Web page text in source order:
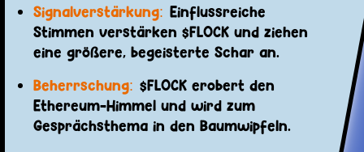
Signalverstärkung: Einflussreiche
Stimmen verstärken $FLOCK und ziehen
eine größere, begeisterte Schar an.
Beherrschung: $FLOCK erobert den
Ethereum-Himmel und wird zum
Gesprächsthema in den Baumwipfeln.